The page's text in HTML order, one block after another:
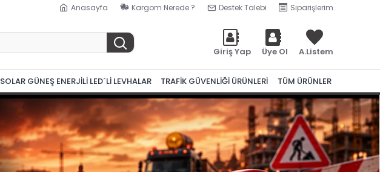
Anasayfa Kargom Nerede ? Destek Talebi Siparişlerim
Giriş Yap Üye Ol A.Listem
SOLAR GÜNEŞ ENERJİLİ LED´Lİ LEVHALAR TRAFİK GÜVENLİĞİ ÜRÜNLERİ TÜM ÜRÜNLER